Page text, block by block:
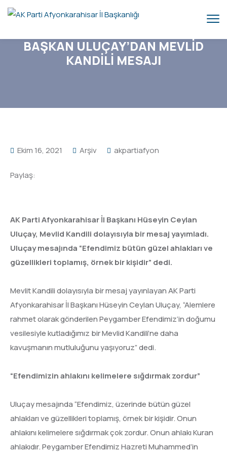
BAŞKAN ULUÇAY’DAN MEVLİD
KANDİLİ MESAJI
Ekim 16, 2021 Arşiv akpartiafyon
Paylaş:
AK Parti Afyonkarahisar İl Başkanı Hüseyin Ceylan
Uluçay, Mevlid Kandili dolayısıyla bir mesaj yayımladı.
Uluçay mesajında “Efendimiz bütün güzel ahlakları ve
güzellikleri toplamış, örnek bir kişidir” dedi.
Mevlit Kandili dolayısıyla bir mesaj yayınlayan AK Parti
Afyonkarahisar İl Başkanı Hüseyin Ceylan Uluçay, “Alemlere
rahmet olarak gönderilen Peygamber Efendimiz’in doğumu
vesilesiyle kutladığımız bir Mevlid Kandili’ne daha
kavuşmanın mutluluğunu yaşıyoruz” dedi.
“Efendimizin ahlakını kelimelere sığdırmak zordur”
Uluçay mesajında “Efendimiz, üzerinde bütün güzel
ahlakları ve güzellikleri toplamış, örnek bir kişidir. Onun
ahlakını kelimelere sığdırmak çok zordur. Onun ahlakı Kuran
ahlakıdır. Peygamber Efendimiz Hazreti Muhammed’in